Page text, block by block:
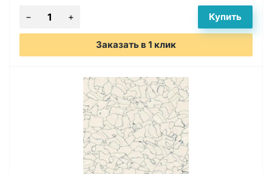
Заказать в 1 клик